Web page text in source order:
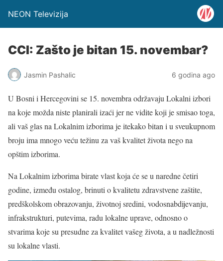
NEON Televizija
CCI: Zašto je bitan 15. novembar?
Jasmin Pashalic 6 godina ago
U Bosni i Hercegovini se 15. novembra održavaju Lokalni izbori
na koje možda niste planirali izaći jer ne vidite koji je smisao toga,
ali vaš glas na Lokalnim izborima je itekako bitan i u sveukupnom
broju ima mnogo veću težinu za vaš kvalitet života nego na
opštim izborima.
Na Lokalnim izborima birate vlast koja će se u naredne četiri
godine, između ostalog, brinuti o kvalitetu zdravstvene zaštite,
predškolskom obrazovanju, životnoj sredini, vodosnabdijevanju,
infrakstrukturi, putevima, radu lokalne uprave, odnosno o
stvarima koje su presudne za kvalitet vašeg života, a u nadležnosti
su lokalne vlasti.